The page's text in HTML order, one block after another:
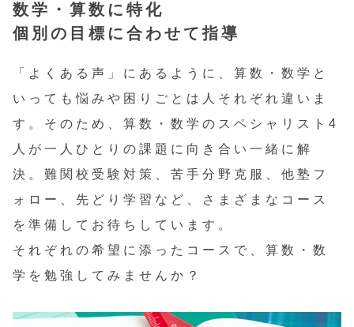
数学・算数に特化
個別の目標に合わせて指導
「よくある声」にあるように、算数・数学と
いっても悩みや困りごとは人それぞれ違いま
す。そのため、算数・数学のスペシャリスト4
人が一人ひとりの課題に向き合い一緒に解
決。難関校受験対策、苦手分野克服、他塾フ
ォロー、先どり学習など、さまざまなコース
を準備してお待ちしています。
それぞれの希望に添ったコースで、算数・数
学を勉強してみませんか？